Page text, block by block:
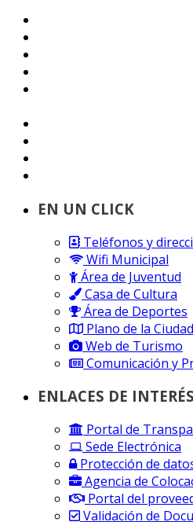
EN UN CLICK
Teléfonos y
Wifi Municipal
Área de Juventud
Casa de Cultura
Área de Deportes
Plano de la Ciudad
Web de Turismo
Comunicación y
ENLACES DE INTERÉS
Portal de
Sede Electrónica
Protección de
Agencia de
Portal del
Validación de